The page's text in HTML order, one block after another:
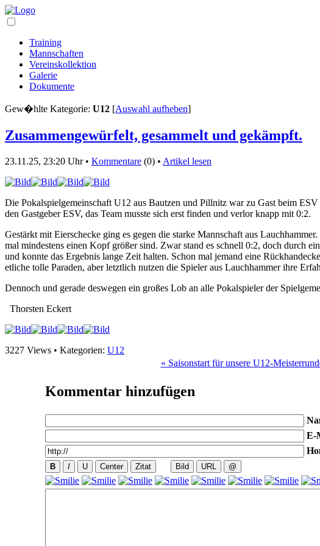
Training
Mannschaften
Vereinskollektion
Galerie
Dokumente
Gew�hlte Kategorie: U12 [Auswahl aufheben]
Zusammengewürfelt, gesammelt und gekämpft.
23.11.25, 23:20 Uhr • Kommentare (0) • Artikel lesen
Die Pokalspielgemeinschaft U12 aus Bautzen und Pillnitz war zu Gast beim
den Gastgeber ESV, das Team musste sich erst finden und verlor knapp mit 0:2.
Gestärkt mit Eierschecke ging es gegen die starke Mannschaft aus
mal mindestens einen Kopf größer sind. Zwar stand es schnell 0:2, doch durch
und konnte das Ergebnis lange Zeit halten. Schon mal jemand eine
etliche tolle Paraden, aber letztlich nutzen die Spieler aus Lauchhammer ihre
Dennoch und gerade deswegen ein großes Lob an alle Pokalspieler der
Thorsten Eckert
3227 Views • Kategorien: U12
« Saisonstart für unsere U12-
Kommentar hinzufügen
E-